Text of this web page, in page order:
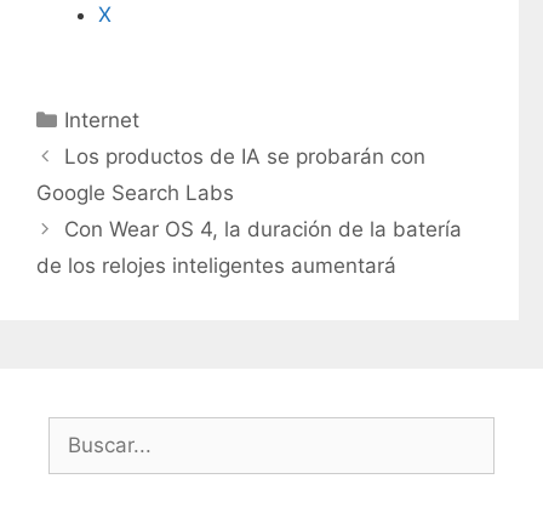
X
C
a
e
g
o
Internet
Los productos de IA se probarán con
Google Search Labs
Con Wear OS 4, la duración de la batería
de los relojes inteligentes aumentará